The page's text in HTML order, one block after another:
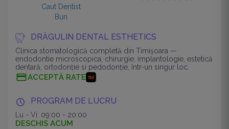
DRĂGULIN DENTAL ESTHETICS
Clinica stomatologică completă din Timișoara —
endodontie microscopica, chirurgie, implantologie, estetică
dentară, ortodonție si pedodonție, într-un singur loc.
ACCEPTĂ RATE
PROGRAM DE LUCRU
Lu - Vi: 09:00 - 20:00
DESCHIS ACUM